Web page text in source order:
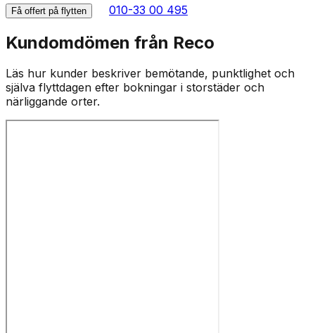
Få offert på flytten 010-33 00 495
Kundomdömen från Reco
Läs hur kunder beskriver bemötande, punktlighet och
själva flyttdagen efter bokningar i storstäder och
närliggande orter.